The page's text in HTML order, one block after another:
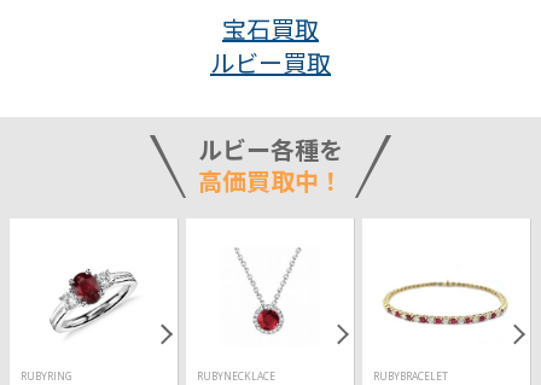
宝石買取
ルビー買取
ルビー各種を
高価買取中！
RUBYRING RUBYNECKLACE RUBYBRACELET